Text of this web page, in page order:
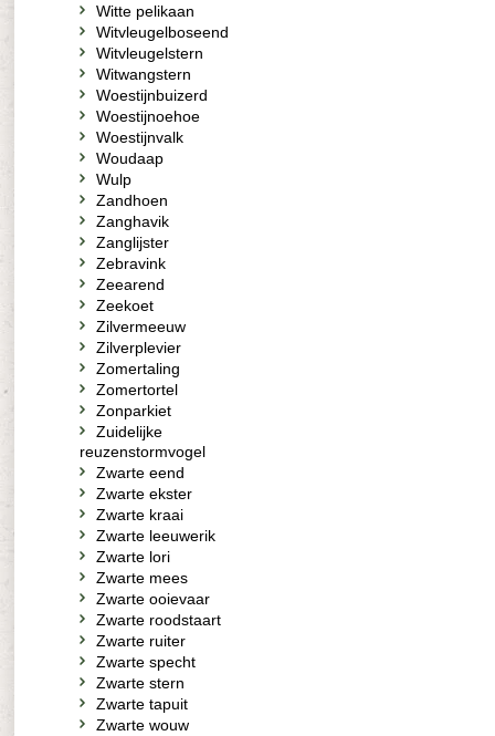
Witte pelikaan
Witvleugelboseend
Witvleugelstern
Witwangstern
Woestijnbuizerd
Woestijnoehoe
Woestijnvalk
Woudaap
Wulp
Zandhoen
Zanghavik
Zanglijster
Zebravink
Zeearend
Zeekoet
Zilvermeeuw
Zilverplevier
Zomertaling
Zomertortel
Zonparkiet
Zuidelijke
reuzenstormvogel
Zwarte eend
Zwarte ekster
Zwarte kraai
Zwarte leeuwerik
Zwarte lori
Zwarte mees
Zwarte ooievaar
Zwarte roodstaart
Zwarte ruiter
Zwarte specht
Zwarte stern
Zwarte tapuit
Zwarte wouw